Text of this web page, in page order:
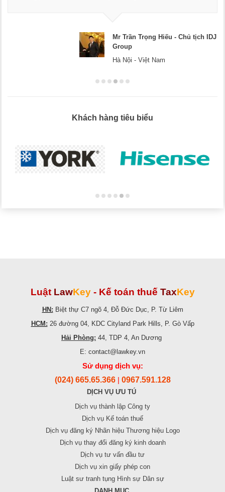
Trần Trọng Hiếu - Chủ tịch IDJ
Khách hàng tiêu biểu
Luật LawKey - Kế toán thuế TaxKey
HN: Biệt thự C7 ngõ 4, Đỗ Đức Dục, P. Từ Liêm
HCM: 26 đường 04, KDC Cityland Park Hills, P. Gò Vấp
Hải Phòng: 44, TDP 4, An Dương
E: contact@lawkey.vn
Sử dụng dịch vụ:
(024) 665.65.366 0967.591.128
DỊCH VỤ ƯU TÚ
Dịch vụ thành lập Công ty
Dịch vụ Kế toán thuế
Dịch vụ đăng ký Nhãn hiệu Thương hiệu Logo
Dịch vụ thay đổi đăng ký kinh doanh
Dịch vụ tư vấn đầu tư
Dịch vụ xin giấy phép con
Luật sư tranh tụng Hình sự Dân sự